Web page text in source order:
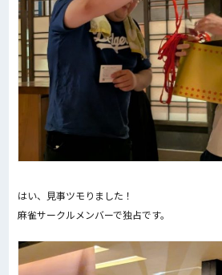
はい、見事ツモりました！
麻雀サークルメンバーで独占です。